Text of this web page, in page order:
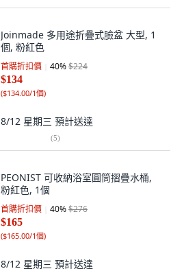
Joinmade 多用途折疊式臉盆 大型, 1
個, 粉紅色
首購折扣價 40%$224
$134
($134.00/1個)
8/12 星期三 預計送達
(5)
PEONIST 可收納浴室圓筒摺疊水桶,
粉紅色, 1個
首購折扣價 40%$276
$165
($165.00/1個)
8/12 星期三 預計送達